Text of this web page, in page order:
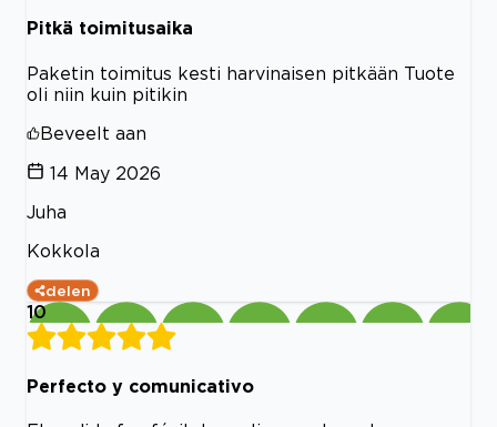
Pitkä toimitusaika
Paketin toimitus kesti harvinaisen pitkään Tuote
oli niin kuin pitikin
Beveelt aan
14 May 2026
Juha
Kokkola
delen
10
Perfecto y comunicativo